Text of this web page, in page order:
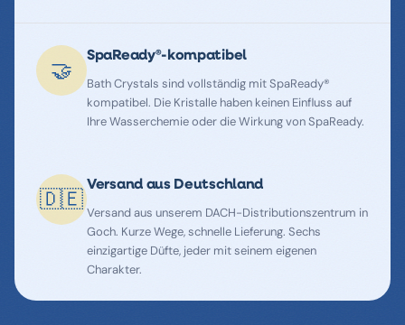
🤝 SpaReady®-kompatibel
Bath Crystals sind vollständig mit SpaReady®
kompatibel. Die Kristalle haben keinen Einfluss auf
Ihre Wasserchemie oder die Wirkung von SpaReady.
🇩🇪 Versand aus Deutschland
Versand aus unserem DACH-Distributionszentrum in
Goch. Kurze Wege, schnelle Lieferung. Sechs
einzigartige Düfte, jeder mit seinem eigenen
Charakter.